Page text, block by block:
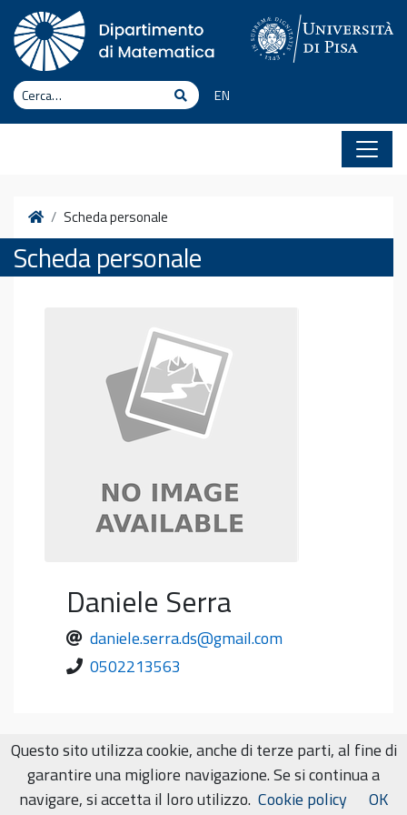
Vai al contenuto
Cerca CercaEN
HomeScheda personale
Scheda personale
Daniele Serra
daniele.serra.ds@gmail.com
0502213563
Dipartimento di Matematica
Questo sito utilizza cookie, anche di terze parti, al fine di
garantire una migliore navigazione. Se si continua a
navigare, si accetta il loro utilizzo. Cookie policy OK